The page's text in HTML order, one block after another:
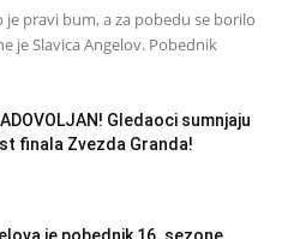
je pravi bum, a za pobedu se borilo
je Slavica Angelov. Pobednik
Gledaoci sumnjaju
finala Zvezda Granda!